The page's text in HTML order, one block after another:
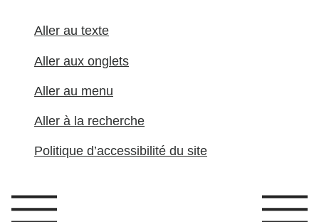
Aller au texte
Aller aux onglets
Aller au menu
Aller à la recherche
Politique d’accessibilité du site